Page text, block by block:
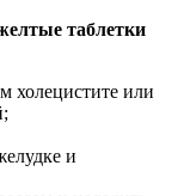
таблетки
холецистите или
и